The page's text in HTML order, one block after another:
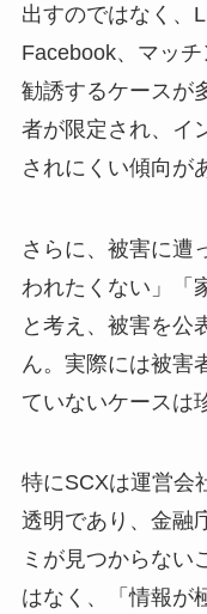
出すのではなく、
Facebook、マッ
勧誘するケースが
者が限定され、イ
されにくい傾向が
さらに、被害に遭
われたくない」「
と考え、被害を公
ん。実際には被害
ていないケースは
特にSCXは運営会
透明であり、金融
ミが見つからない
はなく、「情報が